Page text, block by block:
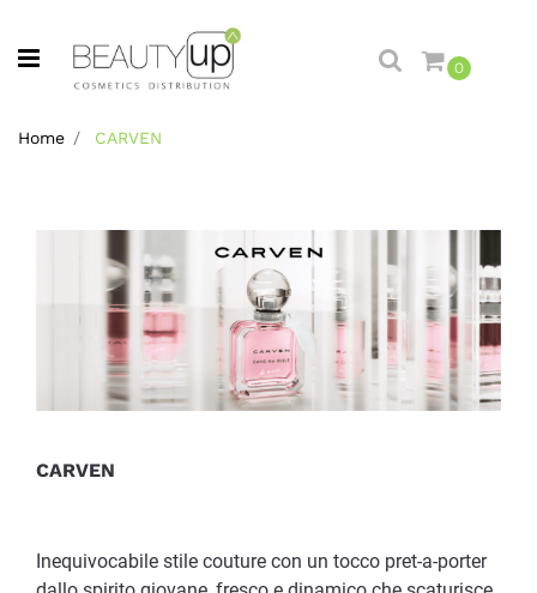
Open menu
0
Home CARVEN
CARVEN
Inequivocabile stile couture con un tocco pret-a-porter